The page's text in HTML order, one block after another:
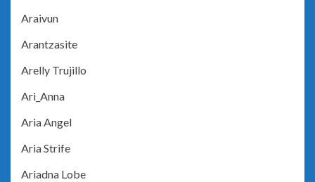
Araivun
Arantzasite
Arelly Trujillo
Ari_Anna
Aria Angel
Aria Strife
Ariadna Lobe